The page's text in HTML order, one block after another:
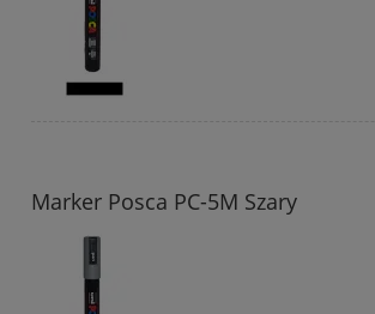
Marker Posca PC-5M Szary